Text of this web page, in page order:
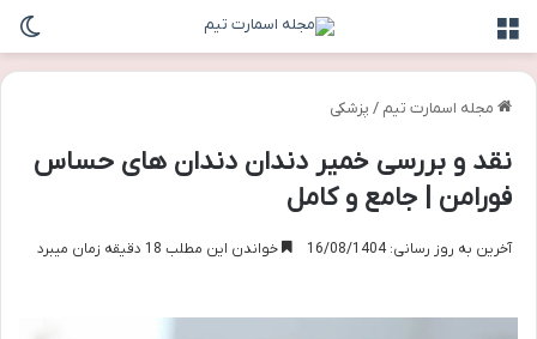
مجله اسمارت تیم / پزشکی
نقد و بررسی خمیر دندان دندان های حساس
فورامن | جامع و کامل
آخرین به روز رسانی: 16/08/1404 خواندن این مطلب 18 دقیقه زمان میبرد